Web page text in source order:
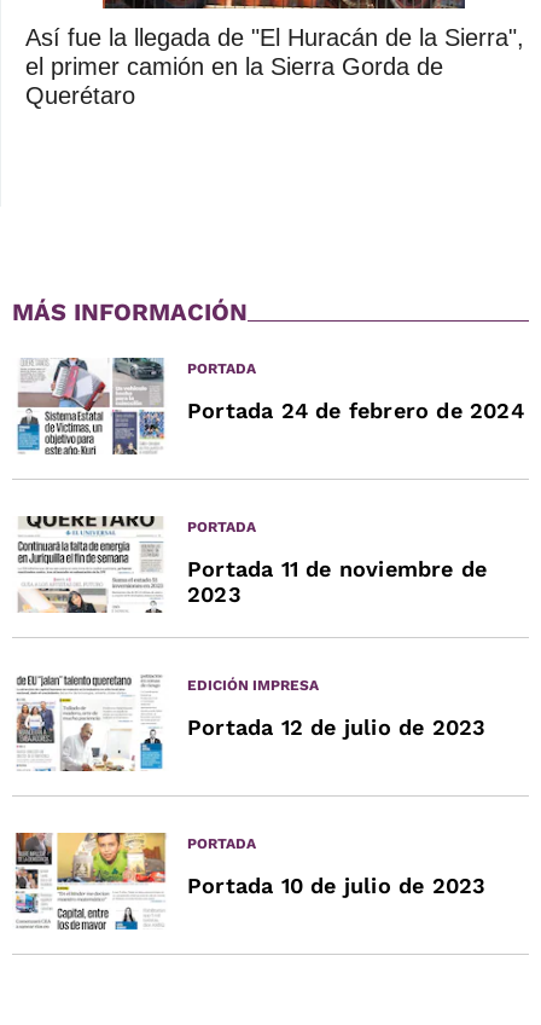
Así fue la llegada de "El Huracán de la Sierra",
el primer camión en la Sierra Gorda de
Querétaro
MÁS INFORMACIÓN
PORTADA
Portada 24 de febrero de 2024
PORTADA
Portada 11 de noviembre de
2023
EDICIÓN IMPRESA
Portada 12 de julio de 2023
PORTADA
Portada 10 de julio de 2023